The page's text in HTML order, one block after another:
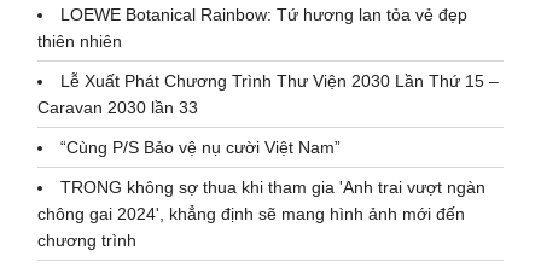
LOEWE Botanical Rainbow: Tứ hương lan tỏa vẻ đẹp
thiên nhiên
Lễ Xuất Phát Chương Trình Thư Viện 2030 Lần Thứ 15 –
Caravan 2030 lần 33
“Cùng P/S Bảo vệ nụ cười Việt Nam”
TRONG không sợ thua khi tham gia 'Anh trai vượt ngàn
chông gai 2024', khẳng định sẽ mang hình ảnh mới đến
chương trình